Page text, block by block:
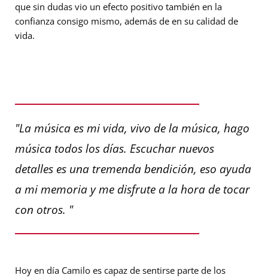
que sin dudas vio un efecto positivo también en la
confianza consigo mismo, además de en su calidad de
vida.
"La música es mi vida, vivo de la música, hago
música todos los días. Escuchar nuevos
detalles es una tremenda bendición, eso ayuda
a mi memoria y me disfrute a la hora de tocar
con otros. "
Hoy en día Camilo es capaz de sentirse parte de los